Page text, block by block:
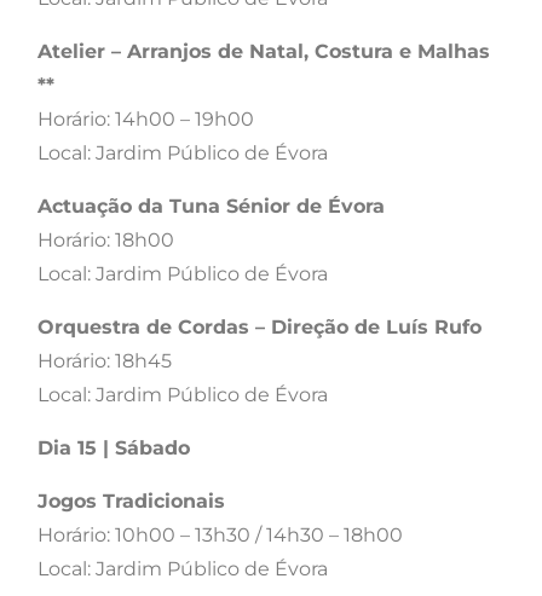
Atelier – Arranjos de Natal, Costura e Malhas
**​
Horário: 14h00 – 19h00
Local: Jardim Público de Évora
Actuação da Tuna Sénior de Évora
Horário: 18h00
Local: Jardim Público de Évora
Orquestra de Cordas – Direção de Luís Rufo
Horário: 18h45​
Local: Jardim Público de Évora
Dia 15 | Sábado
Jogos Tradicionais
Horário: 10h00 – 13h30 / 14h30 – 18h00
Local: Jardim Público de Évora